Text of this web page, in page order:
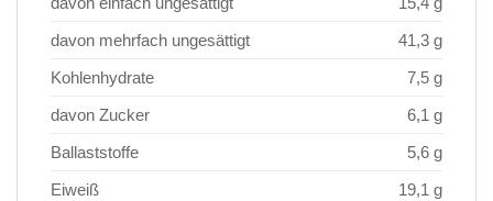
davon mehrfach ungesättigt
41,3 g
Kohlenhydrate
7,5 g
davon Zucker
6,1 g
Ballaststoffe
5,6 g
Eiweiß
19,1 g